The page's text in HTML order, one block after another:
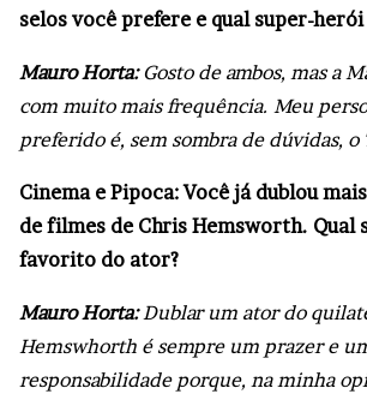
selos você prefere e qual super-
Mauro Horta:Gosto de ambos, mas a
com muito mais frequência. Meu
preferido é, sem sombra de dúvidas, o
Cinema e Pipoca: Você já dublou
de filmes de Chris Hemsworth. Qual
favorito do ator?
Mauro Horta:Dublar um ator do
Hemswhorth é sempre um prazer e
responsabilidade porque, na minha